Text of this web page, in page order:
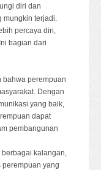
diri dan
terjadi.
percaya diri,
bagian dari
bahwa perempuan
Dengan
yang baik,
dapat
pembangunan
kalangan,
perempuan yang